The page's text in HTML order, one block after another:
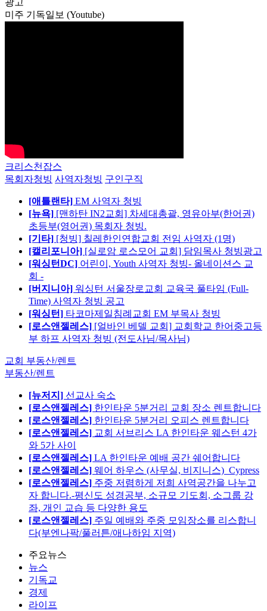
미주 기독일보 (Youtube)
크리스천잡스
목회자청빙 사역자청빙 구인구직
[애틀랜타] EM 사역자 청빙
[뉴욕] [맨하탄 IN2교회] 차세대총괄, 영유아부(한어권)
초등부(영어권) 목회자 청빙.
[기타] [청빙] 칠레한인연합교회 전임 사역자 (1명)
[캘리포니아] [실로암 로스모어 교회] 담임목사 청빙광고
[워싱턴DC] 어린이, Youth 사역자 청빙- 올네이션스 교
회 -
[버지니아] 워싱턴 서울장로교회 교육국 풀타임 (Full-
Time) 사역자 청빙 공고
[워싱턴] 타코마제일침례교회 EM 부목사 청빙
[로스앤젤레스] [얼바인 베델 교회] 교회학교 한어중고등
부 하프 사역자 청빙 (전도사님/목사님)
교회 부동산/렌트
부동산/렌트
[뉴저지] 선교사 숙소
[로스앤젤레스] 한인타운 5분거리 교회 장소 렌트합니다
[로스앤젤레스] 한인타운 5분거리 오피스 렌트합니다
[로스앤젤레스] 교회 서브리스 LA 한인타운 웨스턴 4가
와 5가 사이
[로스앤젤레스] LA 한인타운 예배 공간 쉐어합니다
[로스앤젤레스] 웨어 하우스 (사무실, 비지니스)_Cypress
[로스앤젤레스] 주중 저렴하게 저희 사역공간을 나누고
자 합니다.-평신도 성경공부, 소규모 기도회, 소그룹 강
좌, 개인 교습 등 다양한 용도
[로스앤젤레스] 주일 예배와 주중 모임장소를 리스합니
다(부엔나팍/풀러튼/애나하임 지역)
주요뉴스
뉴스
기독교
경제
라이프